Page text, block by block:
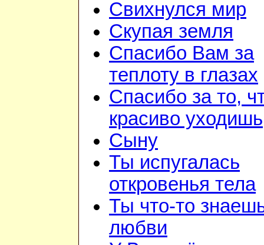
Свихнулся мир
Скупая земля
Спасибо Вам за
теплоту в глазах
Спасибо за то,
красиво уходишь
Сыну
Ты испугалась
откровенья тела
Ты что-то
любви